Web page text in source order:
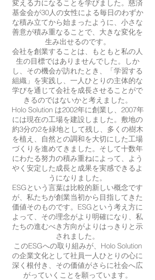
変える力になることを学びました。慈済
基金会が30人の女性による毎日のわずか
な積み立てから始まったように、小さな
善意が積み重なることで、大きな変化を
生み出せるのです。
会社を創業することは、もともと私の人
生の目標ではありませんでした。しか
し、その機会が訪れたとき、「学習する
組織」を実践し、一人ひとりの主体的な
学びを通じて会社を成長させることがで
きるのではないかと考えました。
Holo Solution は2002年に創業し、2007年
には現在の工場を建設しました。敷地の
約3分の2を緑地として残し、多くの樹木
を植え、自然との調和を大切にした工場
づくりを進めてきました。そして十数年
にわたる努力の積み重ねによって、よう
やく安定した成長と成果を実感できるよ
うになりました。
ESGという言葉は比較的新しい概念です
が、私たちが創業当初から目指してきた
価値そのものです。ESGという考え方に
よって、その理念がより明確になり、私
たちの進むべき方向がよりはっきりと示
されました。
このESGへの取り組みが、Holo Solution
の企業文化として社員一人ひとりの心に
深く根付き、その価値がさらに社会へ広
がっていくことを願っています。